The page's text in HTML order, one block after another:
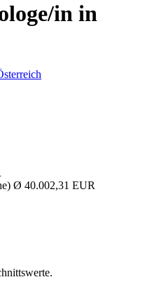
in in
Ø 40.002,31 EUR